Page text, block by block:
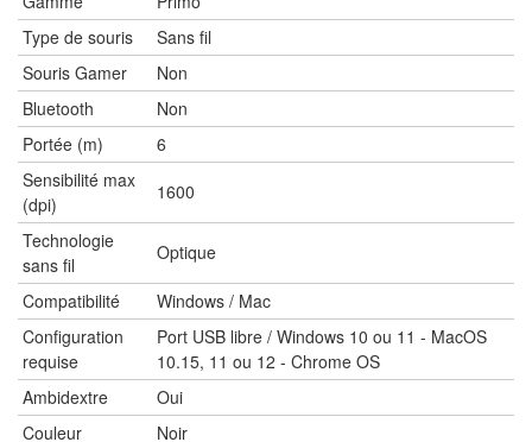
Type de souris
Sans fil
Souris Gamer
Non
Bluetooth
Non
Portée (m)
6
Sensibilité max
(dpi)
1600
Technologie
sans fil
Optique
Compatibilité
Windows / Mac
Configuration
requise
Port USB libre / Windows 10 ou 11 - MacOS
10.15, 11 ou 12 - Chrome OS
Ambidextre
Oui
Couleur
Noir